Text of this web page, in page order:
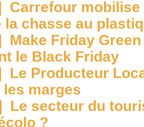
Carrefour
la chasse au
Make Friday
le Black Friday
Le Producteur
marges
Le secteur du
?